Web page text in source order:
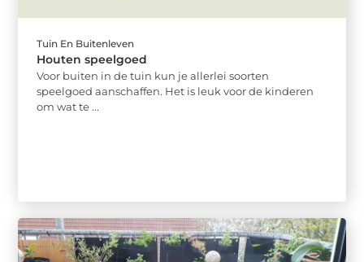
Tuin En Buitenleven
Houten speelgoed
Voor buiten in de tuin kun je allerlei soorten
speelgoed aanschaffen. Het is leuk voor de kinderen
om wat te ...